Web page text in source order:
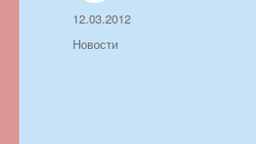
Автор
Опубликовано
12.03.2012
Рубрики
Новости